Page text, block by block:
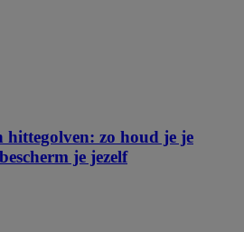
hittegolven: zo houd je je
je jezelf